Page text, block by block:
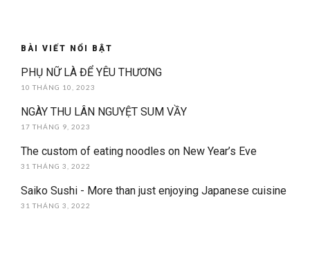
BÀI VIẾT NỔI BẬT
PHỤ NỮ LÀ ĐỂ YÊU THƯƠNG
10 THÁNG 10, 2023
NGÀY THU LÂN NGUYỆT SUM VẦY
17 THÁNG 9, 2023
The custom of eating noodles on New Year’s Eve
31 THÁNG 3, 2022
Saiko Sushi - More than just enjoying Japanese cuisine
31 THÁNG 3, 2022